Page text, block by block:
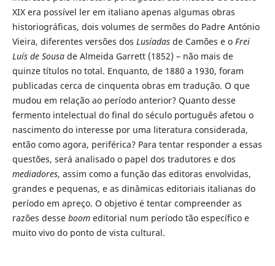
XIX era possível ler em italiano apenas algumas obras
historiográficas, dois volumes de sermões do Padre António
Vieira, diferentes versões dos Lusíadasde Camões e o Frei
Luís de Sousade Almeida Garrett (1852) – não mais de
quinze títulos no total. Enquanto, de 1880 a 1930, foram
publicadas cerca de cinquenta obras em tradução. O que
mudou em relação ao período anterior? Quanto desse
fermento intelectual do final do século português afetou o
nascimento do interesse por uma literatura considerada,
então como agora, periférica? Para tentar responder a essas
questões, será analisado o papel dos tradutores e dos
mediadores, assim como a função das editoras envolvidas,
grandes e pequenas, e as dinâmicas editoriais italianas do
período em apreço. O objetivo é tentar compreender as
razões desse boomeditorial num período tão específico e
muito vivo do ponto de vista cultural.